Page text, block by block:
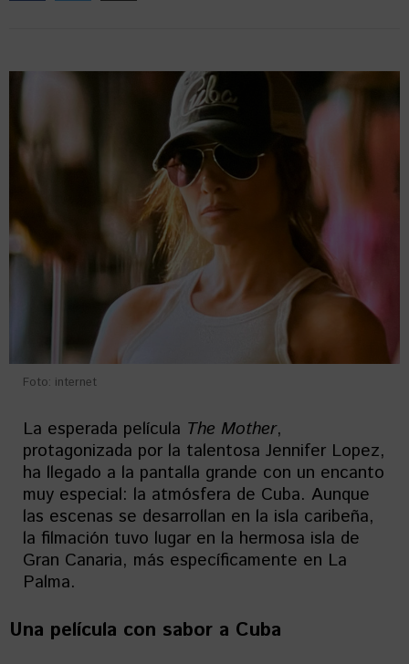
Foto: internet
La esperada película The Mother,
protagonizada por la talentosa Jennifer Lopez,
ha llegado a la pantalla grande con un encanto
muy especial: la atmósfera de Cuba. Aunque
las escenas se desarrollan en la isla caribeña,
la filmación tuvo lugar en la hermosa isla de
Gran Canaria, más específicamente en La
Palma.
Una película con sabor a Cuba